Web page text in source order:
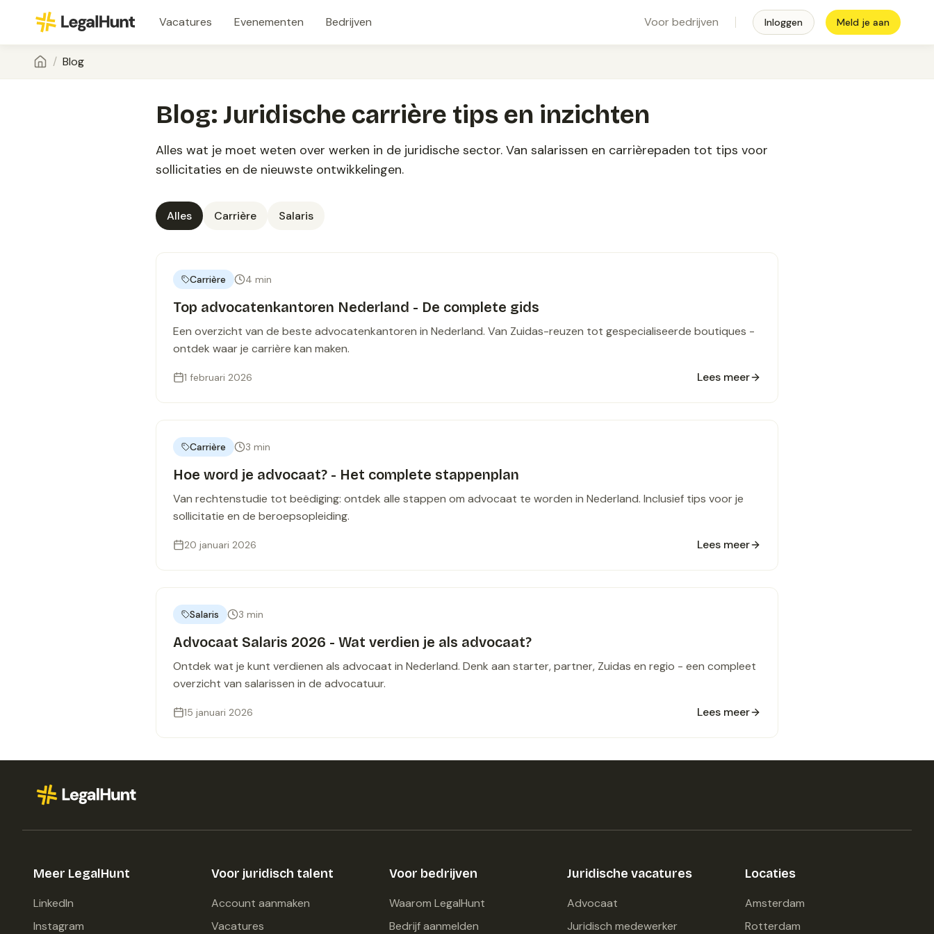
Vacatures Evenementen Bedrijven Voor bedrijven Inloggen Meld je aan
/ Blog
Blog: Juridische carrière tips en inzichten
Alles wat je moet weten over werken in de juridische sector. Van salarissen en carrièrepaden tot tips voor
sollicitaties en de nieuwste ontwikkelingen.
Alles Carrière Salaris
Carrière 4 min
Top advocatenkantoren Nederland - De complete gids
Een overzicht van de beste advocatenkantoren in Nederland. Van Zuidas-reuzen tot gespecialiseerde boutiques -
ontdek waar je carrière kan maken.
1 februari 2026 Lees meer
Carrière 3 min
Hoe word je advocaat? - Het complete stappenplan
Van rechtenstudie tot beëdiging: ontdek alle stappen om advocaat te worden in Nederland. Inclusief tips voor je
sollicitatie en de beroepsopleiding.
20 januari 2026 Lees meer
Salaris 3 min
Advocaat Salaris 2026 - Wat verdien je als advocaat?
Ontdek wat je kunt verdienen als advocaat in Nederland. Denk aan starter, partner, Zuidas en regio - een compleet
overzicht van salarissen in de advocatuur.
15 januari 2026 Lees meer
Meer LegalHunt
LinkedIn
Instagram
Voor juridisch talent
Account aanmaken
Vacatures
Voor bedrijven
Waarom LegalHunt
Bedrijf aanmelden
Juridische vacatures
Advocaat
Juridisch medewerker
Locaties
Amsterdam
Rotterdam